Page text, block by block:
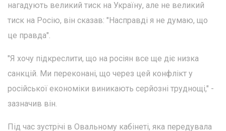
нагадують великий тиск на Україну, але не великий
тиск на Росію, він сказав: "Насправді я не думаю, що
це правда".
"Я хочу підкреслити, що на росіян все ще діє низка
санкцій. Ми переконані, що через цей конфлікт у
російської економіки виникають серйозні труднощі," -
зазначив він.
Під час зустрічі в Овальному кабінеті, яка передувала